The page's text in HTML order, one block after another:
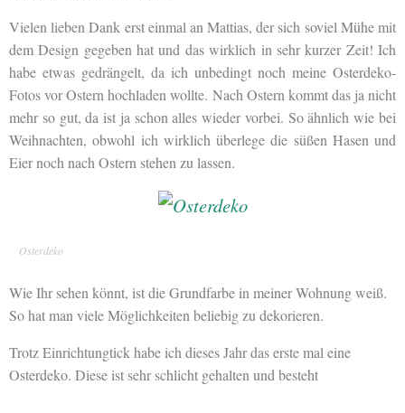
Vielen lieben Dank erst einmal an Mattias, der sich soviel Mühe mit
dem Design gegeben hat und das wirklich in sehr kurzer Zeit! Ich
habe etwas gedrängelt, da ich unbedingt noch meine Osterdeko-
Fotos vor Ostern hochladen wollte. Nach Ostern kommt das ja nicht
mehr so gut, da ist ja schon alles wieder vorbei. So ähnlich wie bei
Weihnachten, obwohl ich wirklich überlege die süßen Hasen und
Eier noch nach Ostern stehen zu lassen.
Osterdeko
Wie Ihr sehen könnt, ist die Grundfarbe in meiner Wohnung weiß.
So hat man viele Möglichkeiten beliebig zu dekorieren.
Trotz Einrichtungtick habe ich dieses Jahr das erste mal eine
Osterdeko. Diese ist sehr schlicht gehalten und besteht